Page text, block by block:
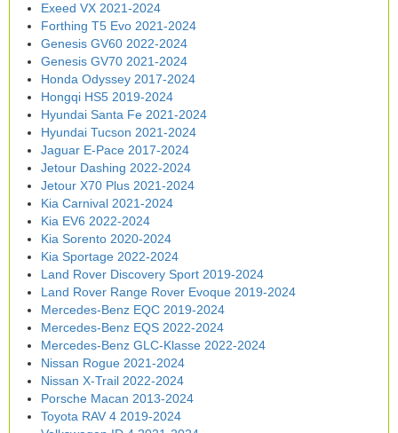
Exeed VX 2021-2024
Forthing T5 Evo 2021-2024
Genesis GV60 2022-2024
Genesis GV70 2021-2024
Honda Odyssey 2017-2024
Hongqi HS5 2019-2024
Hyundai Santa Fe 2021-2024
Hyundai Tucson 2021-2024
Jaguar E-Pace 2017-2024
Jetour Dashing 2022-2024
Jetour X70 Plus 2021-2024
Kia Carnival 2021-2024
Kia EV6 2022-2024
Kia Sorento 2020-2024
Kia Sportage 2022-2024
Land Rover Discovery Sport 2019-2024
Land Rover Range Rover Evoque 2019-2024
Mercedes-Benz EQC 2019-2024
Mercedes-Benz EQS 2022-2024
Mercedes-Benz GLC-Klasse 2022-2024
Nissan Rogue 2021-2024
Nissan X-Trail 2022-2024
Porsche Macan 2013-2024
Toyota RAV 4 2019-2024